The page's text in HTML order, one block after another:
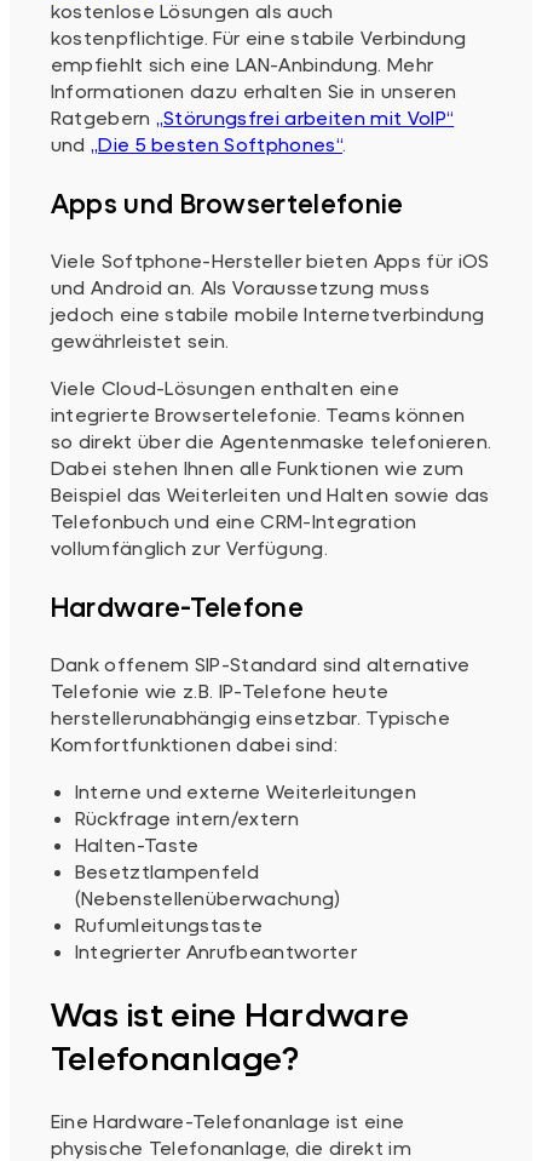
kostenlose Lösungen als auch
kostenpflichtige. Für eine stabile Verbindung
empfiehlt sich eine LAN-Anbindung. Mehr
Informationen dazu erhalten Sie in unseren
Ratgebern
„Störungsfrei arbeiten mit VoIP“
und
„Die 5 besten Softphones“
Apps und Browsertelefonie
Viele Softphone-Hersteller bieten Apps für iOS
und Android an. Als Voraussetzung muss
jedoch eine stabile mobile Internetverbindung
gewährleistet sein.
Viele Cloud-Lösungen enthalten eine
integrierte Browsertelefonie. Teams können
so direkt über die Agentenmaske telefonieren.
Dabei stehen Ihnen alle Funktionen wie zum
Beispiel das Weiterleiten und Halten sowie das
Telefonbuch und eine CRM-Integration
vollumfänglich zur Verfügung.
Hardware-Telefone
Dank offenem SIP-Standard sind alternative
Telefonie wie z.B. IP-Telefone heute
herstellerunabhängig einsetzbar. Typische
Komfortfunktionen dabei sind:
Interne und externe Weiterleitungen
Rückfrage intern/extern
Halten-Taste
Besetztlampenfeld
(Nebenstellenüberwachung)
Rufumleitungstaste
Integrierter Anrufbeantworter
Was ist eine Hardware
Telefonanlage?
Eine Hardware-Telefonanlage ist eine
physische Telefonanlage, die direkt im